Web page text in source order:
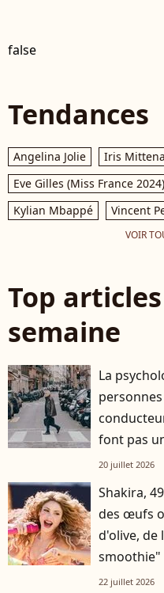
false
Tendances
Angelina Jolie Iris
Eve Gilles (Miss France 2024)
Kylian Mbappé
Vincent
VOIR
Top
semaine
La
font pas
20 juillet 2026
Shakira,
des œufs
d'olive, de
smoothie"
22 juillet 2026